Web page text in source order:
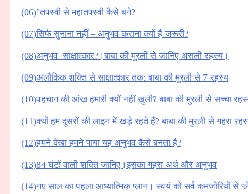
(06)"तपस्वी से महातपस्वी कैसे बने?
(07)सिर्फ सुनाना नहीं – अनुभव कराना क्यों है जरूरी?
(08)अनुभव=साक्षात्कार?।बाबा की मुरली से जानिए असली रहस्य।
(09)अलौकिक शक्ति से साक्षात्कार तक: बाबा की मुरली से 7 रहस्य
(10)पहचान की आंख हमारी क्यों नहीं खुली? बाबा की मुरली से सच्चा
(11)क्यों हम दूसरों की लाइन में खड़े रहते हैं? बाबा की मुरली से गहरा
(12)हमने देखा हमने पाया यह अनुभव कैसे बनता है?
(13)84 घंटों वाली शक्ति जानिए।इसका गहरा अर्थ और अनुभव
(14)नए साल का पहला आध्यात्मिक प्लान। स्वयं को सर्व कमजोरियों से